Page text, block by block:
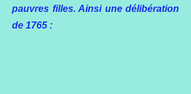
pauvres filles. Ainsi une délibération
de 1765 :